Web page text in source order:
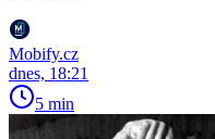
Mobify.cz
dnes, 18:21
5 min